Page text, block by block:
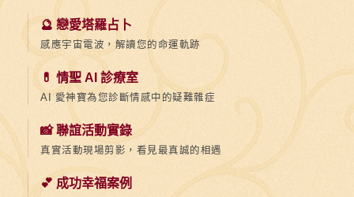
🔮 戀愛塔羅占卜
感應宇宙電波，解讀您的命運軌跡
💊 情聖 AI 診療室
AI 愛神寶為您診斷情感中的疑難雜症
📸 聯誼活動實錄
真實活動現場剪影，看見最真誠的相遇
💕 成功幸福案例